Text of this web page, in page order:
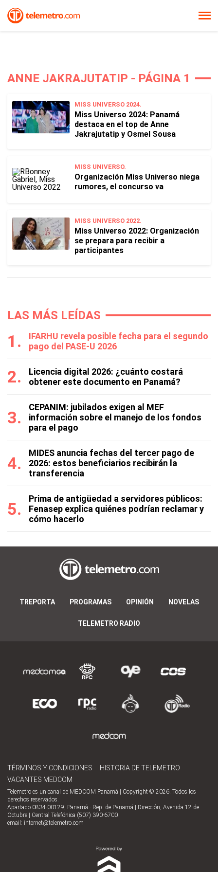
ANNE JAKRAJUTATIP - PÁGINA 1
MISS UNIVERSO 2024.
Miss Universo 2024: Panamá
destaca en el top de Anne
Jakrajutatip y Osmel Sousa
MISS UNIVERSO.
Organización Miss Universo niega
rumores, el concurso va
MISS UNIVERSO 2022.
Miss Universo 2022: Organización
se prepara para recibir a
participantes
LAS MÁS LEÍDAS
IFARHU revela posible fecha para el segundo
pago del PASE-U 2026
Licencia digital 2026: ¿cuánto costará
obtener este documento en Panamá?
CEPANIM: jubilados exigen al MEF
información sobre el manejo de los fondos
para el pago
MIDES anuncia fechas del tercer pago de
2026: estos beneficiarios recibirán la
transferencia
Prima de antigüedad a servidores públicos:
Fenasep explica quiénes podrían reclamar y
cómo hacerlo
TREPORTA PROGRAMAS OPINIÓN NOVELAS
TELEMETRO RADIO
TÉRMINOS Y CONDICIONES
HISTORIA DE TELEMETRO
VACANTES MEDCOM
Telemetro es un canal de MEDCOM Panamá | Copyright © 2026. Todos los
derechos reservados.
Apartado 0834-00129, Panamá - Rep. de Panamá | Dirección, Avenida 12 de
Octubre | Central Telefónica (507) 390-6700
email: internet@telemetro.com